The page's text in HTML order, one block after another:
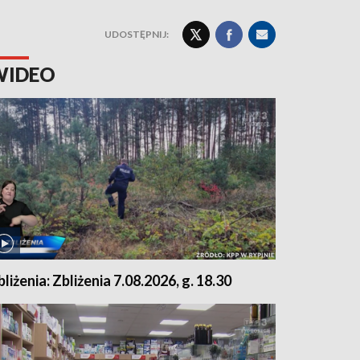
UDOSTĘPNIJ:
Zbliżenia 7.08.2026, g. 18.30